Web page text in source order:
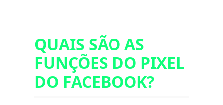
QUAIS SÃO AS
FUNÇÕES DO PIXEL
DO FACEBOOK?